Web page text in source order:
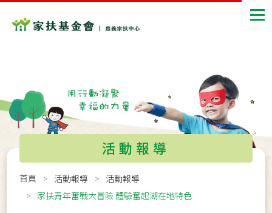
活動報導
首頁 活動報導
活動報導
家扶青年奮戰大冒險 體驗奮起湖在地特色